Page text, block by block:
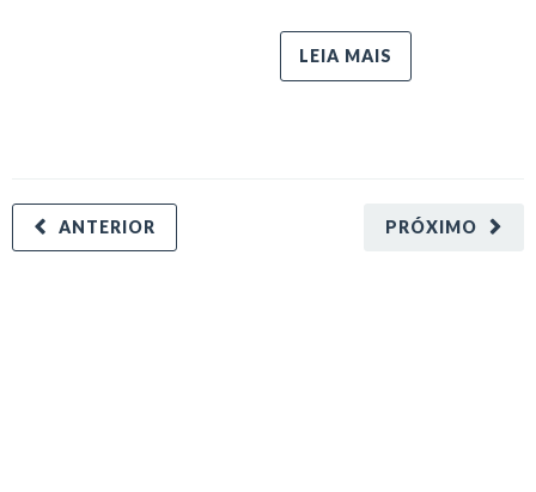
LEIA MAIS
PRÓXIMO
ANTERIOR